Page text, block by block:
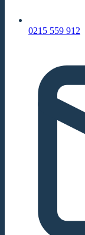
0215 559 912